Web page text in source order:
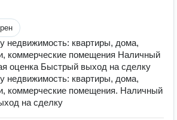
недвижимость: квартиры, дома,
коммерческие помещения Наличный
оценка Быстрый выход на сделку
недвижимость: квартиры, дома,
коммерческие помещения. Наличный
на сделку